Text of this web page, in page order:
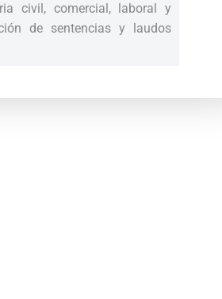
civil, comercial, laboral y
de sentencias y laudos